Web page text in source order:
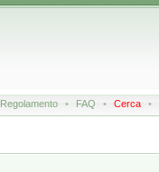
Regolamento • FAQ • Cerca •